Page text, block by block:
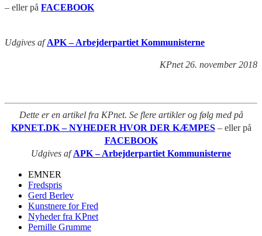
– eller på FACEBOOK
Udgives afAPK – Arbejderpartiet Kommunisterne
KPnet 26. november 2018
Dette er en artikel fra KPnet. Se flere artikler og følg med på
KPNET.DK – NYHEDER HVOR DER KÆMPES – eller på
FACEBOOK
Udgives afAPK – Arbejderpartiet Kommunisterne
EMNER
Fredspris
Gerd Berlev
Kunstnere for Fred
Nyheder fra KPnet
Pernille Grumme